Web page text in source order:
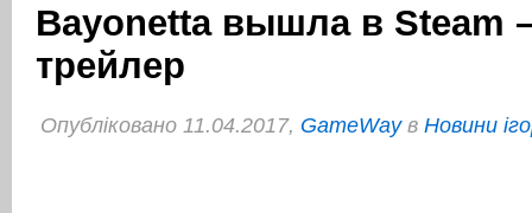
Bayonetta вышла в Steam
трейлер
Опубліковано 11.04.2017, GameWayв Новини